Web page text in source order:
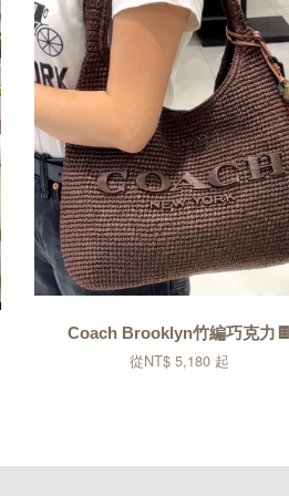
Coach Brooklyn竹編巧克力🍫
從NT$ 5,180 起